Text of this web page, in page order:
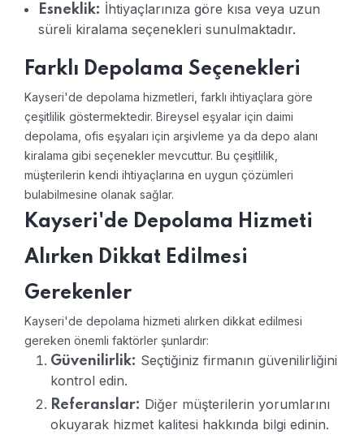
Esneklik: İhtiyaçlarınıza göre kısa veya uzun
süreli kiralama seçenekleri sunulmaktadır.
Farklı Depolama Seçenekleri
Kayseri'de depolama hizmetleri, farklı ihtiyaçlara göre
çeşitlilik göstermektedir. Bireysel eşyalar için daimi
depolama, ofis eşyaları için arşivleme ya da depo alanı
kiralama gibi seçenekler mevcuttur. Bu çeşitlilik,
müşterilerin kendi ihtiyaçlarına en uygun çözümleri
bulabilmesine olanak sağlar.
Kayseri'de Depolama Hizmeti
Alırken Dikkat Edilmesi
Gerekenler
Kayseri'de depolama hizmeti alırken dikkat edilmesi
gereken önemli faktörler şunlardır:
Güvenilirlik: Seçtiğiniz firmanın güvenilirliğini
kontrol edin.
Referanslar: Diğer müşterilerin yorumlarını
okuyarak hizmet kalitesi hakkında bilgi edinin.